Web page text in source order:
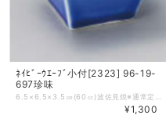
ﾈｲﾋﾞｰｳｴｰﾌﾞ小付[2323] 96-19-
697珍味
¥1,300